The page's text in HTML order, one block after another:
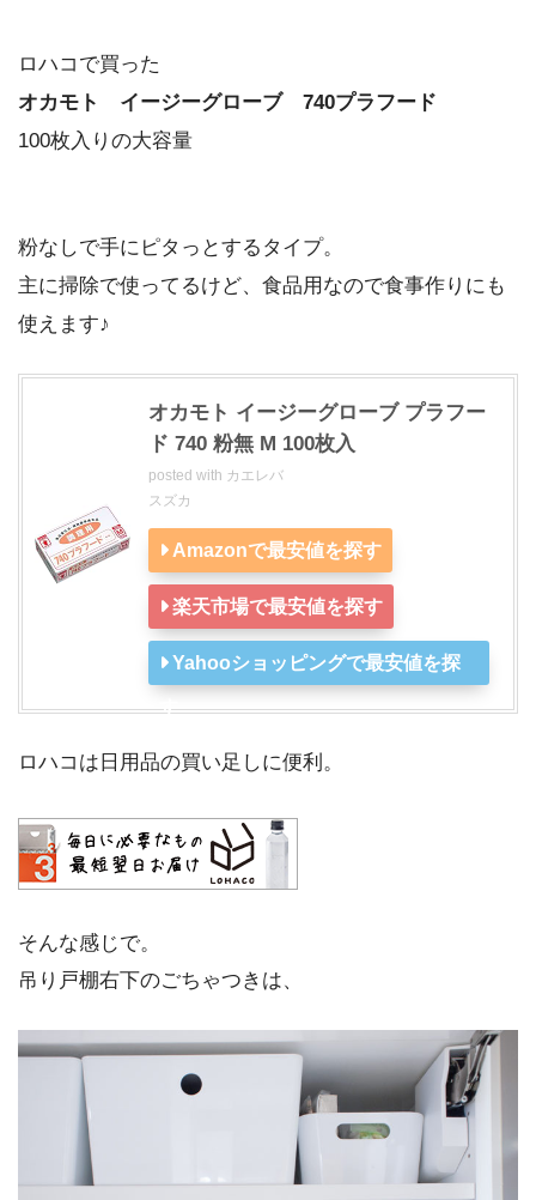
ロハコで買った
オカモト イージーグローブ 740プラフード
100枚入りの大容量
粉なしで手にピタっとするタイプ。
主に掃除で使ってるけど、食品用なので食事作りにも
使えます♪
オカモト イージーグローブ プラフー
ド 740 粉無 M 100枚入
posted with カエレバ
スズカ
Amazonで最安値を探す
楽天市場で最安値を探す
Yahooショッピングで最安値を探
す
ロハコは日用品の買い足しに便利。
そんな感じで。
吊り戸棚右下のごちゃつきは、